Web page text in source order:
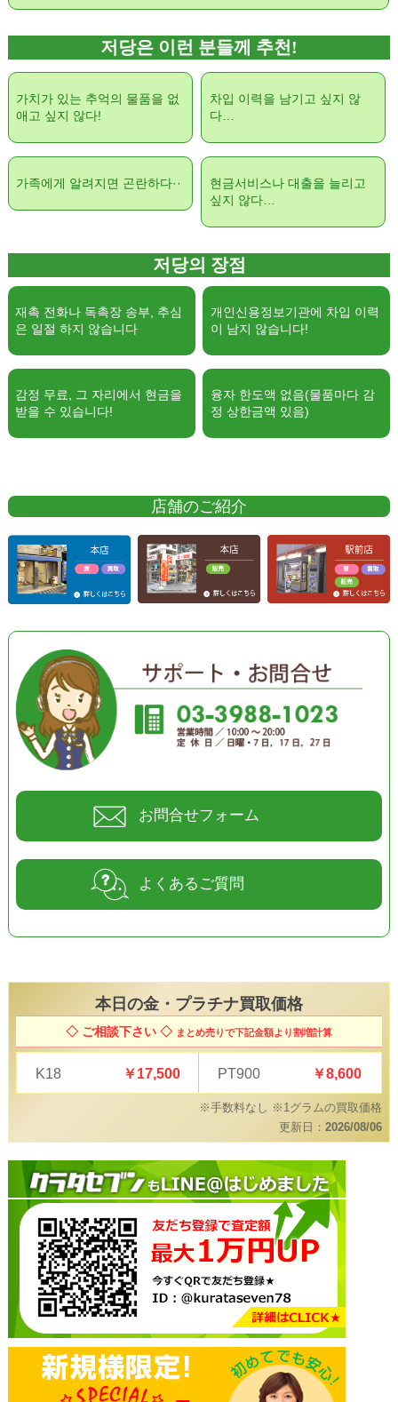
저당은 이런 분들께 추천!
가치가 있는 추억의 물품을 없
애고 싶지 않다!
차입 이력을 남기고 싶지 않
다…
가족에게 알려지면 곤란하다··
현금서비스나 대출을 늘리고
싶지 않다…
저당의 장점
재촉 전화나 독촉장 송부, 추심
은 일절 하지 않습니다
개인신용정보기관에 차입 이력
이 남지 않습니다!
감정 무료, 그 자리에서 현금을
받을 수 있습니다!
융자 한도액 없음(물품마다 감
정 상한금액 있음)
店舗のご紹介
お問合せフォーム
よくあるご質問
本日の金・プラチナ買取価格
◇ ご相談下さい ◇ まとめ売りで下記金額より割増計算
K18 ￥17,500 PT900 ￥8,600
※手数料なし ※1グラムの買取価格
更新日： 2026/08/06